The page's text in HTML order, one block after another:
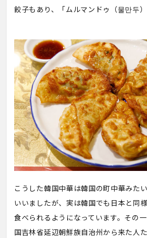
餃子もあり、「ムルマンドゥ（물만두）
こうした韓国中華は韓国の町中華みた
いいましたが、実は韓国でも日本と同
食べられるようになっています。その
国吉林省延辺朝鮮族自治州から来た人